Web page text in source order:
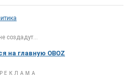
создадут...
на главную OBOZ